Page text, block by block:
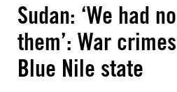
Sudan: ‘We had
them’: War
Blue Nile state